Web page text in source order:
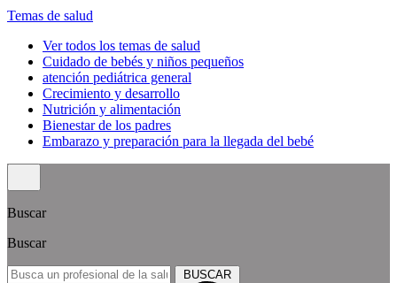
Temas de salud
Ver todos los temas de salud
Cuidado de bebés y niños pequeños
atención pediátrica general
Crecimiento y desarrollo
Nutrición y alimentación
Bienestar de los padres
Embarazo y preparación para la llegada del bebé
Buscar
Buscar
BUSCAR